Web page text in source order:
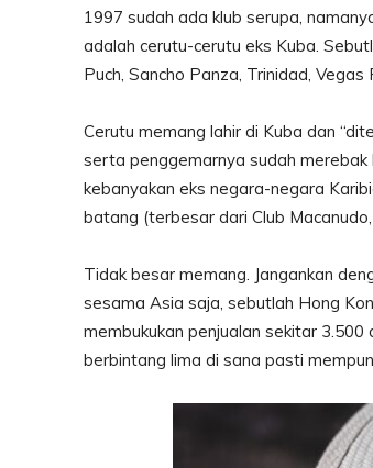
1997 sudah ada klub serupa,
adalah cerutu-cerutu eks Kuba.
Puch, Sancho Panza, Trinidad, Vegas
Cerutu memang lahir di Kuba dan
serta penggemarnya sudah merebak
kebanyakan eks negara-negara
batang (terbesar dari Club
Tidak besar memang. Jangankan
sesama Asia saja, sebutlah Hong
membukukan penjualan sekitar
berbintang lima di sana pasti